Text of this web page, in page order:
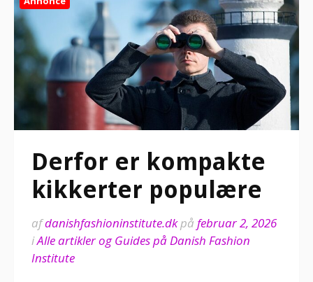
Derfor er kompakte
kikkerter populære
afdanishfashioninstitute.dkpå februar 2, 2026
iAlle artikler og Guides på Danish Fashion
Institute